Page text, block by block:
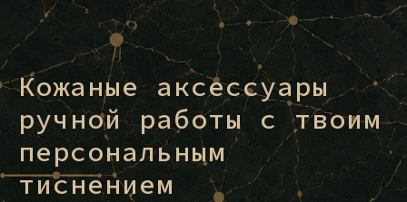
Кожаные аксессуары
ручной работы с твоим
персональным
тиснением